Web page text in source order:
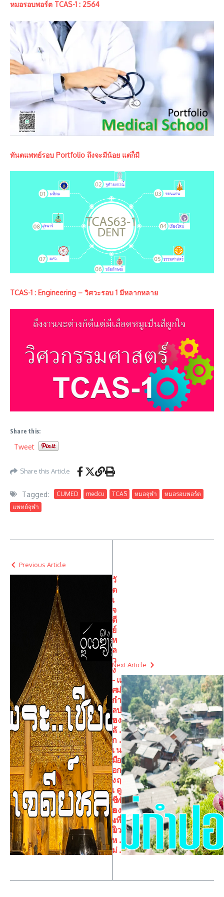
หมอรอบพอร์ต TCAS-1 : 2564
ทันตแพทย์รอบ Portfolio ถึงจะมีน้อย แต่ก็มี
TCAS-1 : Engineering – วิศวะรอบ 1 มีหลากหลาย
Share this:
Tweet
Share this Article
Tagged: CUMED medcu TCAS หมอจุฬา
หมอรอบพอร์ต
แพทย์จุฬา
Previous Article
วั
ด
เ
จ
ดี
ย์
ห
ล
ว
ง
–
ศ
า
ล
ห
ลั
ก
เ
มื
อ
ง
เ
ชี
ย
ง
ใ
ห
ม่
Next Article
แ
ม่
กำ
ป
อง
. .
.
น
อ
ก
ฤ
ดู
ท่
อง
เที่
ยว
. .
.